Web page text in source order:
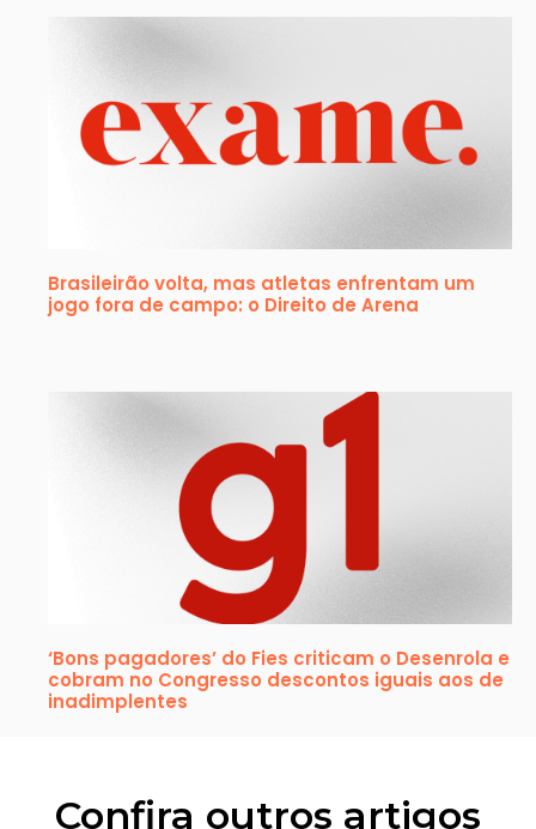
Brasileirão volta, mas atletas enfrentam um
jogo fora de campo: o Direito de Arena
‘Bons pagadores’ do Fies criticam o Desenrola e
cobram no Congresso descontos iguais aos de
inadimplentes
Confira outros artigos